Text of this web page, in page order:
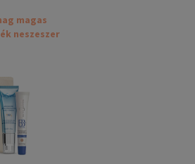
magas
neszeszer